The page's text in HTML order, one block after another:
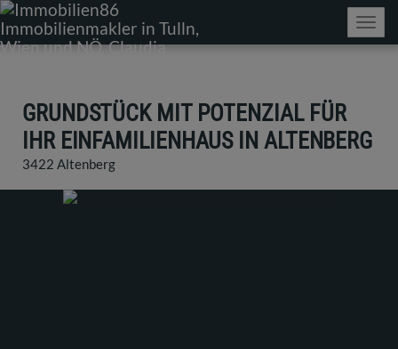
GRUNDSTÜCK MIT POTENZIAL FÜR
IHR EINFAMILIENHAUS IN ALTENBERG
3422 Altenberg